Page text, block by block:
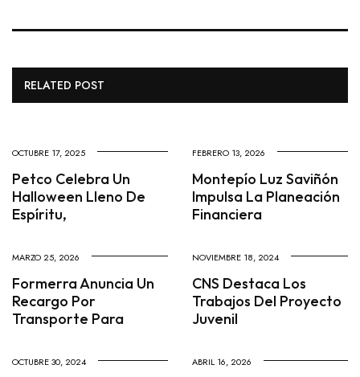
RELATED POST
OCTUBRE 17, 2025
Petco Celebra Un
Halloween Lleno De
Espíritu,
FEBRERO 13, 2026
Montepío Luz Saviñón
Impulsa La Planeación
Financiera
MARZO 25, 2026
Formerra Anuncia Un
Recargo Por
Transporte Para
NOVIEMBRE 18, 2024
CNS Destaca Los
Trabajos Del Proyecto
Juvenil
OCTUBRE 30, 2024 ABRIL 16, 2026